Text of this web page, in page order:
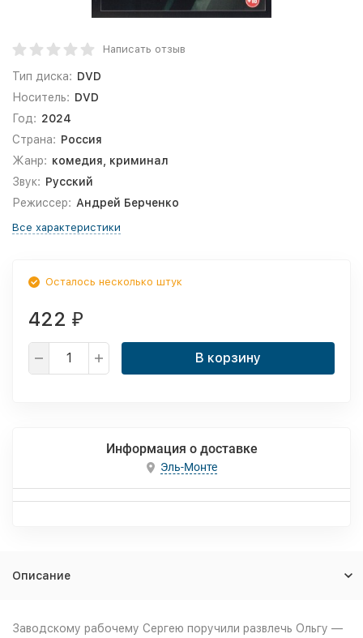
Написать отзыв
Тип диска: DVD
Носитель: DVD
Год: 2024
Страна: Россия
Жанр: комедия, криминал
Звук: Русский
Режиссер: Андрей Берченко
Все характеристики
Осталось несколько штук
422 ₽
В корзину
Информация о доставке
Эль-Монте
Описание
Заводскому рабочему Сергею поручили развлечь Ольгу —